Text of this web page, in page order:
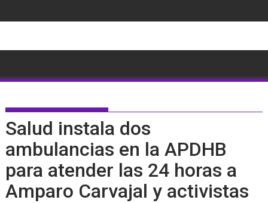
al
Salud instala dos
ambulancias en la APDHB
para atender las 24 horas a
Amparo Carvajal y activistas